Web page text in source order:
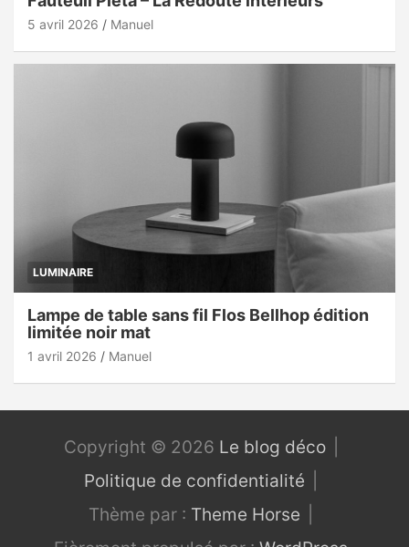
5 avril 2026 Manuel
LUMINAIRE
Lampe de table sans fil Flos Bellhop édition
limitée noir mat
1 avril 2026 Manuel
Copyright © 2026 Le blog déco
Politique de confidentialité
Thème par : Theme Horse